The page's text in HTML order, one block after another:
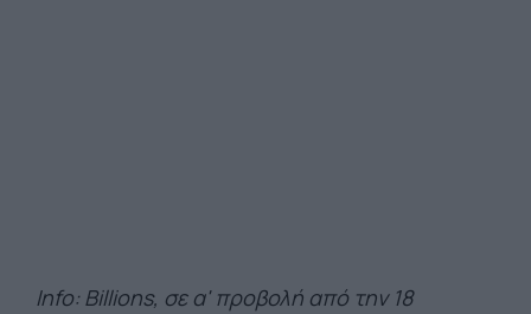
Info: Billions, σε α' προβολή από την 18